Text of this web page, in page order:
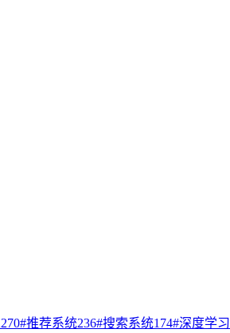
270#推荐系统236#搜索系统174#深度学习